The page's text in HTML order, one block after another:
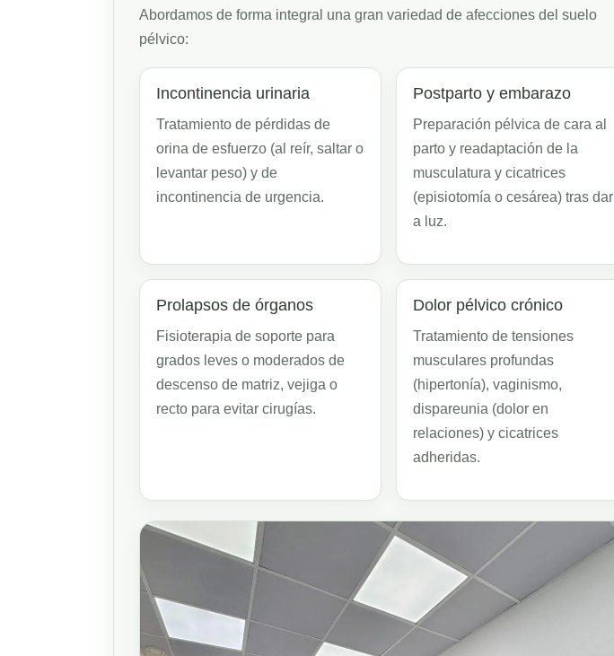
Abordamos de forma integral una gran variedad de afecciones del suelo
pélvico:
Incontinencia urinaria
Tratamiento de pérdidas de
orina de esfuerzo (al reír, saltar o
levantar peso) y de
incontinencia de urgencia.
Postparto y embarazo
Preparación pélvica de cara al
parto y readaptación de la
musculatura y cicatrices
(episiotomía o cesárea) tras dar
a luz.
Prolapsos de órganos
Fisioterapia de soporte para
grados leves o moderados de
descenso de matriz, vejiga o
recto para evitar cirugías.
Dolor pélvico crónico
Tratamiento de tensiones
musculares profundas
(hipertonía), vaginismo,
dispareunia (dolor en
relaciones) y cicatrices
adheridas.